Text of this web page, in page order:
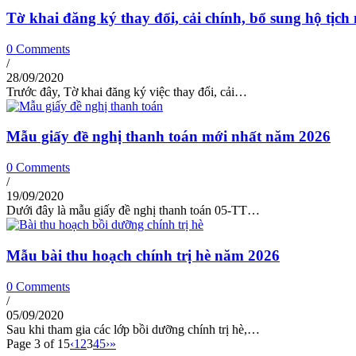
Tờ khai đăng ký thay đổi, cải chính, bổ sung hộ tịch
0 Comments
/
28/09/2020
Trước đây, Tờ khai đăng ký việc thay đổi, cải…
Mẫu giấy đề nghị thanh toán mới nhất năm 2026
0 Comments
/
19/09/2020
Dưới đây là mẫu giấy đề nghị thanh toán 05-TT…
Mẫu bài thu hoạch chính trị hè năm 2026
0 Comments
/
05/09/2020
Sau khi tham gia các lớp bồi dưỡng chính trị hè,…
Page 3 of 15‹1 2345›»